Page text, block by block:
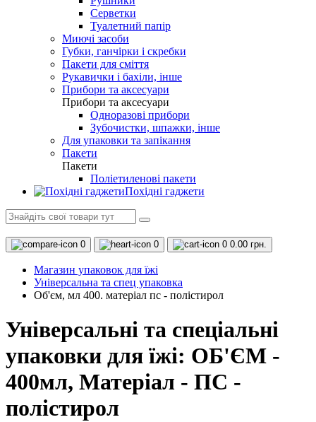
Серветки
Туалетний папір
Миючі засоби
Губки, ганчірки і скребки
Пакети для сміття
Рукавички і бахіли, інше
Прибори та аксесуари
Прибори та аксесуари
Одноразові прибори
Зубочистки, шпажки, інше
Для упаковки та запікання
Пакети
Пакети
Поліетиленові пакети
Похідні гаджети
0 0 0 0.00 грн.
Магазин упаковок для їжі
Універсальна та спец упаковка
Об'єм, мл 400. матеріал пс - полістирол
Універсальні та спеціальні
упаковки для їжі: ОБ'ЄМ -
400мл, Матеріал - ПС -
полістирол